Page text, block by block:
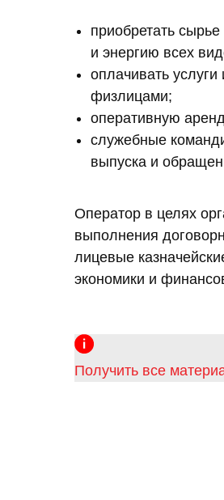
приобретать
и энергию всех
оплачивать
физлицами;
оперативную
служебные
выпуска и
Оператор в целях
выполнения
лицевые
экономики и
Получить все